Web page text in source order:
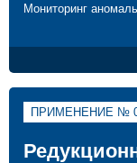
Мониторинг
ПРИМЕНЕНИЕ №